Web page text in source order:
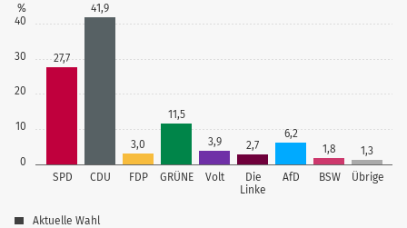
0
10
20
30
40
%
SPD CDU FDP GRÜNE Volt
Die
Linke
AfD BSW Übrige
27,7
41,9
3,0
11,5
3,9 2,7
6,2
1,8
1,3
Aktuelle Wahl